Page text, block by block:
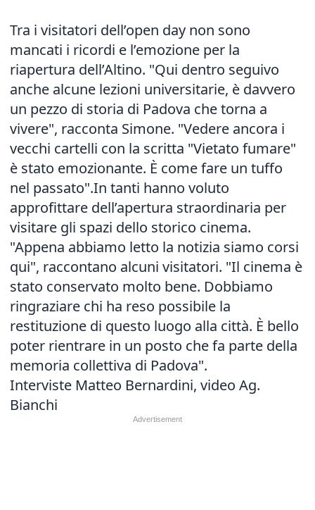
Tra i visitatori dell’open day non sono
mancati i ricordi e l’emozione per la
riapertura dell’Altino. "Qui dentro seguivo
anche alcune lezioni universitarie, è davvero
un pezzo di storia di Padova che torna a
vivere", racconta Simone. "Vedere ancora i
vecchi cartelli con la scritta "Vietato fumare"
è stato emozionante. È come fare un tuffo
nel passato".In tanti hanno voluto
approfittare dell’apertura straordinaria per
visitare gli spazi dello storico cinema.
"Appena abbiamo letto la notizia siamo corsi
qui", raccontano alcuni visitatori. "Il cinema è
stato conservato molto bene. Dobbiamo
ringraziare chi ha reso possibile la
restituzione di questo luogo alla città. È bello
poter rientrare in un posto che fa parte della
memoria collettiva di Padova".
Interviste Matteo Bernardini, video Ag.
Bianchi